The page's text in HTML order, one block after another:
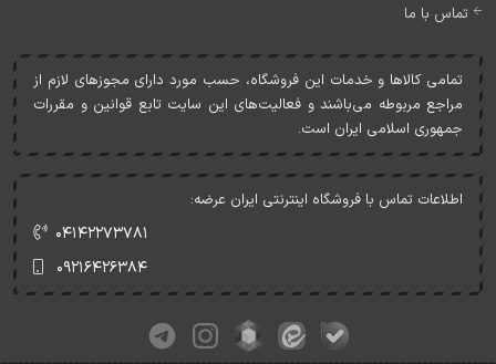
تماس با ما
تمامی کالاها و خدمات اين فروشگاه، حسب مورد دارای مجوزهای لازم از
مراجع مربوطه می‌باشند و فعاليت‌های اين سايت تابع قوانين و مقررات
جمهوری اسلامی ايران است.
اطلاعات تماس با فروشگاه اینترنتی ایران عرضه:
۰۴۱۴۲۲۷۳۷۸۱
۰۹۲۱۶۴۲۶۳۸۴